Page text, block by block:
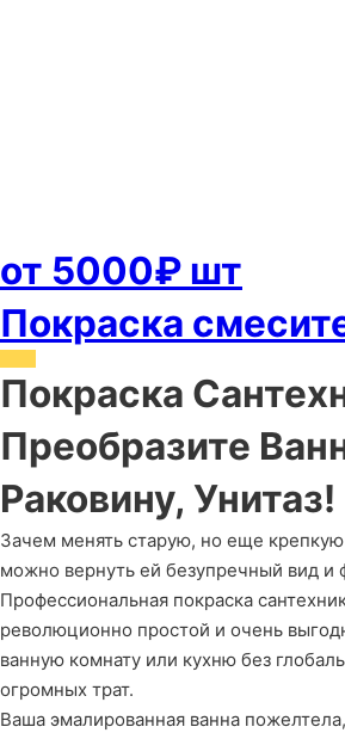
от 5000₽ шт
Покраска
Покраска
Преобразите
Раковину, Унитаз!
Зачем менять старую, но еще крепкую
можно вернуть ей безупречный вид и
Профессиональная покраска
революционно простой и очень
ванную комнату или кухню без
огромных трат.
Ваша эмалированная ванна